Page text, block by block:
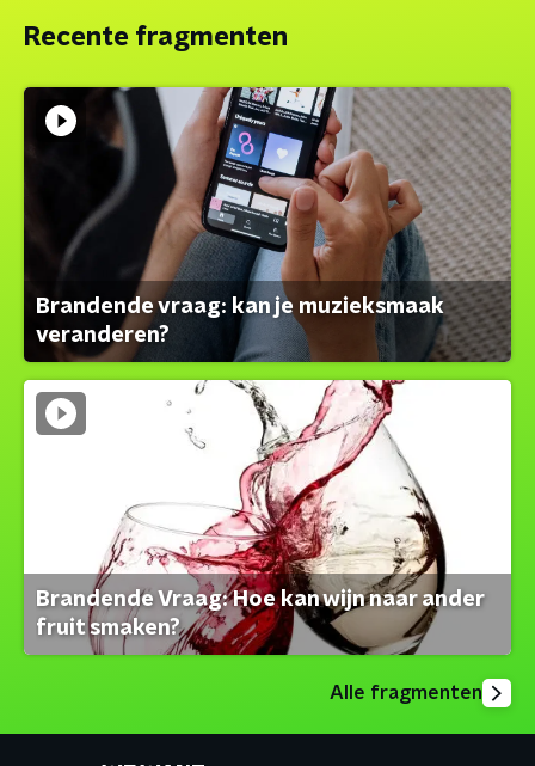
Recente fragmenten
Brandende vraag: kan je muzieksmaak
veranderen?
Brandende Vraag: Hoe kan wijn naar ander
fruit smaken?
Alle fragmenten